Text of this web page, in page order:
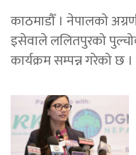
काठमाडौँ । नेपालको
इसेवाले ललितपुरको
कार्यक्रम सम्पन्न गरेको छ